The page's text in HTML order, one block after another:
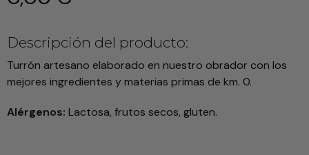
Descripción del producto:
Turrón artesano elaborado en nuestro obrador con los
mejores ingredientes y materias primas de km. 0.
Alérgenos: Lactosa, frutos secos, gluten.